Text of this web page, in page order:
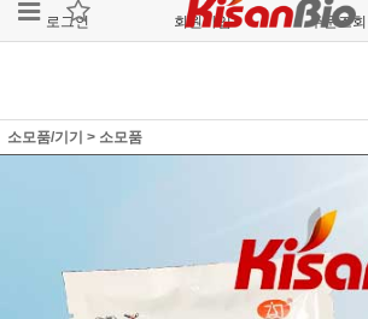
로그인 회원가입 주문조회
소모품/기기 > 소모품